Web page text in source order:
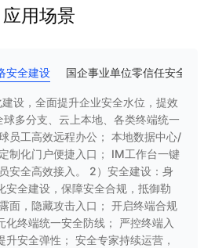
应用场景
安全建设 国企事业单位零信任安全合规
设，全面提升企业安全水位，提效
多分支、云上本地、各类终端统一
员工高效远程办公； 本地数据中心/
制化门户便捷入口； IM工作台一键
安全高效接入。 2）安全建设：身
安全建设，保障安全合规，抵御勒
面，隐藏攻击入口； 开启终端合规
化终端统一安全防线； 严控终端入
升安全弹性； 安全专家持续运营，